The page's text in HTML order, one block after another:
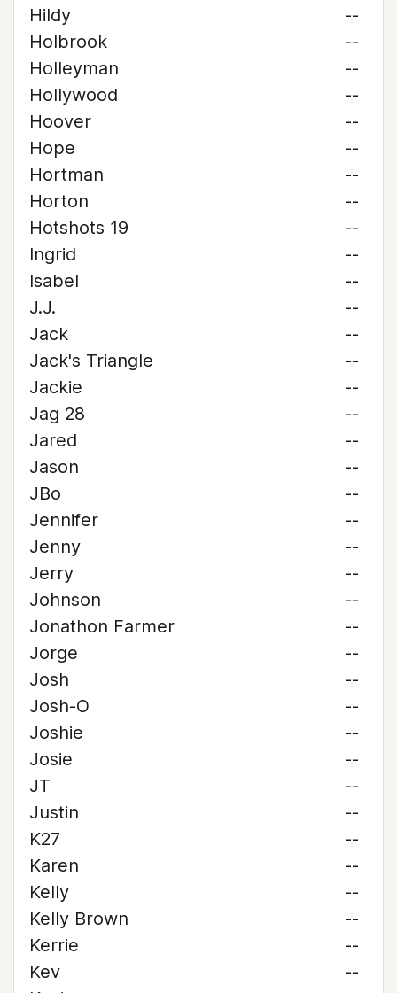
Hildy
--
Holbrook
--
Holleyman
--
Hollywood
--
Hoover
--
Hope
--
Hortman
--
Horton
--
Hotshots 19
--
Ingrid
--
Isabel
--
J.J.
--
Jack
--
Jack's Triangle
--
Jackie
--
Jag 28
--
Jared
--
Jason
--
JBo
--
Jennifer
--
Jenny
--
Jerry
--
Johnson
--
Jonathon Farmer
--
Jorge
--
Josh
--
Josh-O
--
Joshie
--
Josie
--
JT
--
Justin
--
K27
--
Karen
--
Kelly
--
Kelly Brown
--
Kerrie
--
Kev
--